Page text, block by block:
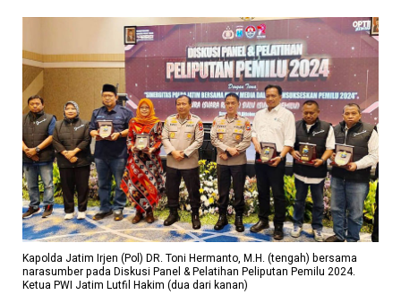
Kapolda Jatim Irjen (Pol) DR. Toni Hermanto, M.H. (tengah) bersama
narasumber pada Diskusi Panel & Pelatihan Peliputan Pemilu 2024.
Ketua PWI Jatim Lutfil Hakim (dua dari kanan)